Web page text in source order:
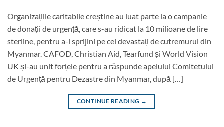
Organizațiile caritabile creștine au luat parte la o campanie
de donații de urgență, care s-au ridicat la 10 milioane de lire
sterline, pentru a-i sprijini pe cei devastați de cutremurul din
Myanmar. CAFOD, Christian Aid, Tearfund și World Vision
UK și-au unit forțele pentru a răspunde apelului Comitetului
de Urgență pentru Dezastre din Myanmar, după […]
CONTINUE READING →